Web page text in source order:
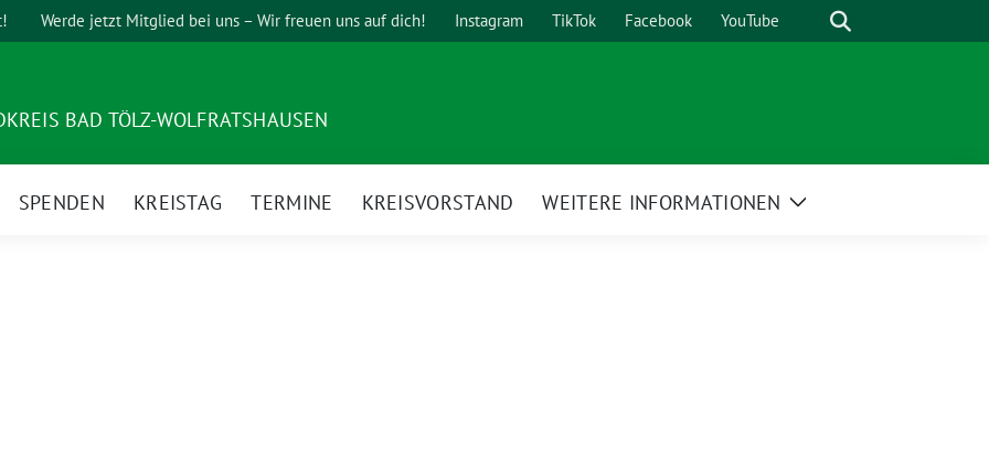
Werde jetzt Mitglied bei uns – Wir freuen uns auf dich! Instagram TikTok Facebook YouTube Suche
BAD TÖLZ-WOLFRATSHAUSEN
SPENDEN KREISTAG TERMINE KREISVORSTAND WEITERE INFORMATIONEN
Zeige